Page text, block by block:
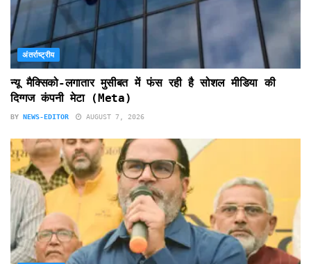
अंतर्राष्ट्रीय
न्यू मैक्सिको-लगातार मुसीबत में फंस रही है सोशल मीडिया की
दिग्गज कंपनी मेटा (Meta)
BY NEWS-EDITOR AUGUST 7, 2026